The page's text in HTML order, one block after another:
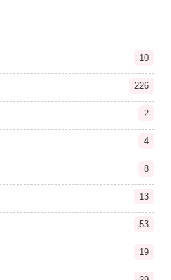
10
226
2
4
8
13
53
19